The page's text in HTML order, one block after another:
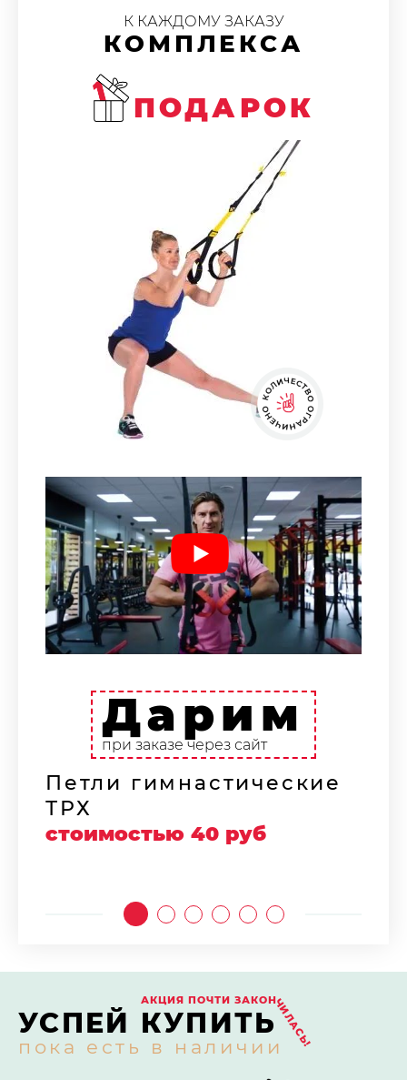
К КАЖДОМУ ЗАКАЗУ
КОМПЛЕКСА
ПОДАРОК
Дарим
при заказе через сайт
Петли гимнастические
ТРХ
стоимостью 40 руб
АКЦИЯ ПОЧТИ ЗАКОНЧИЛАСЬ!
УСПЕЙ КУПИТЬ
пока есть в наличии